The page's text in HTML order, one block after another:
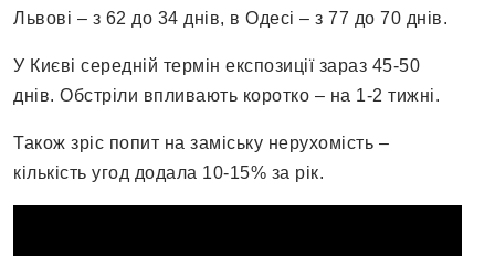
Львові – з 62 до 34 днів, в Одесі – з 77 до 70 днів.
У Києві середній термін експозиції зараз 45-50
днів. Обстріли впливають коротко – на 1-2 тижні.
Також зріс попит на заміську нерухомість –
кількість угод додала 10-15% за рік.